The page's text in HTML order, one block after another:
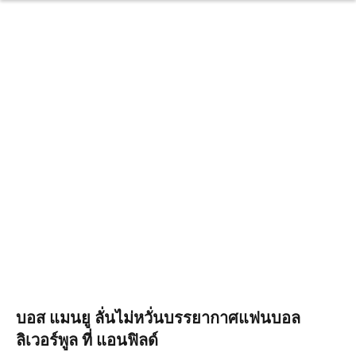
บอส แมนยู ลั่นไม่หวั่นบรรยากาศแฟนบอล
ลิเวอร์พูล ที่ แอนฟิลด์